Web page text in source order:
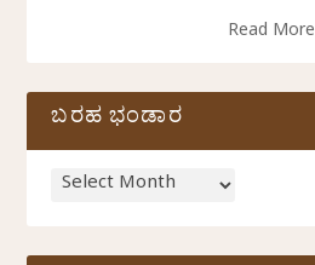
Read More
ಬರಹ ಭಂಡಾರ